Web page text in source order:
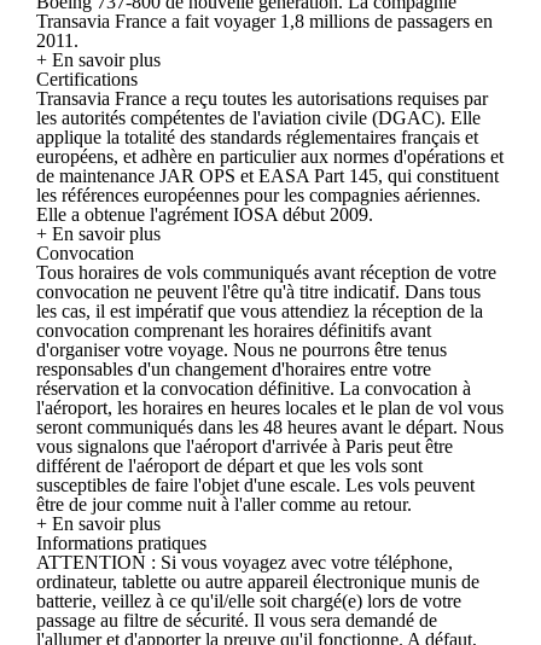
Transavia France a fait voyager 1,8 millions de passagers en
2011.
+ En savoir plus
Certifications
Transavia France a reçu toutes les autorisations requises par
les autorités compétentes de l'aviation civile (DGAC). Elle
applique la totalité des standards réglementaires français et
européens, et adhère en particulier aux normes d'opérations et
de maintenance JAR OPS et EASA Part 145, qui constituent
les références européennes pour les compagnies aériennes.
Elle a obtenue l'agrément IOSA début 2009.
+ En savoir plus
Convocation
Tous horaires de vols communiqués avant réception de votre
convocation ne peuvent l'être qu'à titre indicatif. Dans tous
les cas, il est impératif que vous attendiez la réception de la
convocation comprenant les horaires définitifs avant
d'organiser votre voyage. Nous ne pourrons être tenus
responsables d'un changement d'horaires entre votre
réservation et la convocation définitive. La convocation à
l'aéroport, les horaires en heures locales et le plan de vol vous
seront communiqués dans les 48 heures avant le départ. Nous
vous signalons que l'aéroport d'arrivée à Paris peut être
différent de l'aéroport de départ et que les vols sont
susceptibles de faire l'objet d'une escale. Les vols peuvent
être de jour comme nuit à l'aller comme au retour.
+ En savoir plus
Informations pratiques
ATTENTION : Si vous voyagez avec votre téléphone,
ordinateur, tablette ou autre appareil électronique munis de
batterie, veillez à ce qu'il/elle soit chargé(e) lors de votre
passage au filtre de sécurité. Il vous sera demandé de
l'allumer et d'apporter la preuve qu'il fonctionne. A défaut,